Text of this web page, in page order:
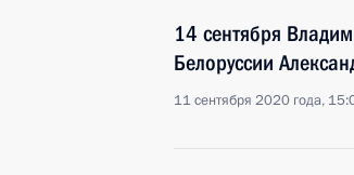
14 сентября
Белоруссии
11 сентября 2020 года,